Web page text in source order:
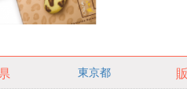
東京都